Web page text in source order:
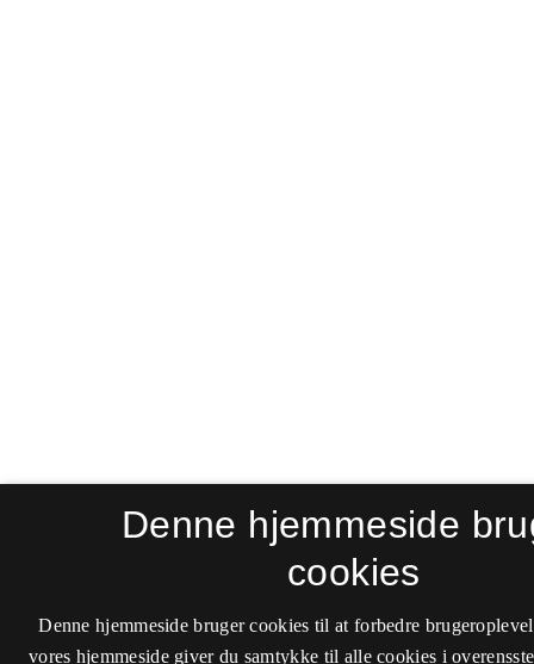
Denne hjemmeside
cookies
Denne hjemmeside bruger cookies til at forbedre
vores hjemmeside giver du samtykke til alle cookies i